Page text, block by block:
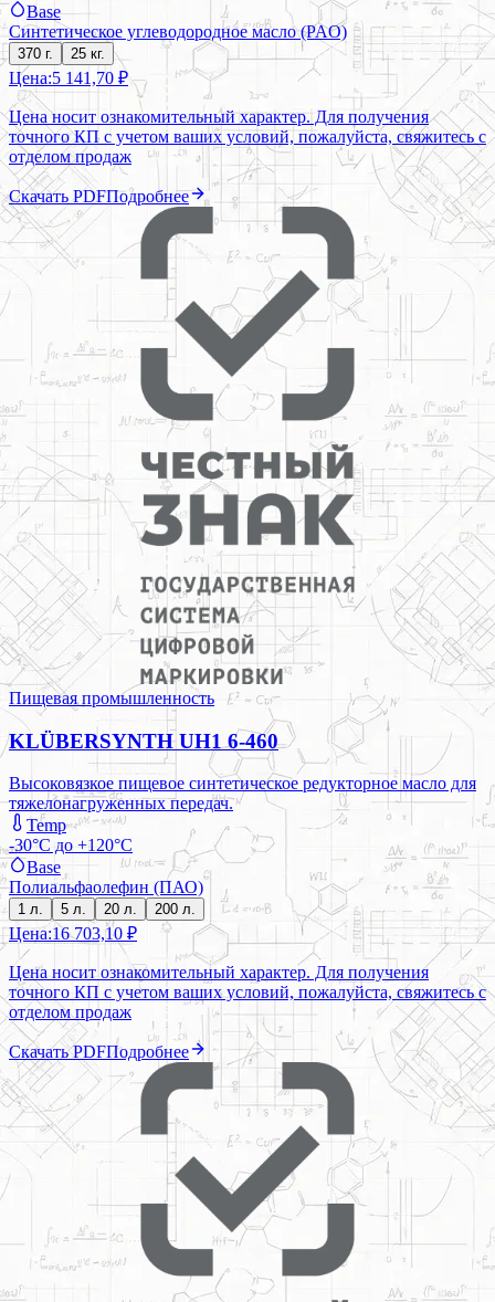
Base
Синтетическое углеводородное масло (PAO)
370 г. 25 кг.
Цена:5 141,70 ₽
Цена носит ознакомительный характер. Для получения
точного КП с учетом ваших условий, пожалуйста, свяжитесь с
отделом продаж
Скачать PDFПодробнее
Пищевая промышленность
KLÜBERSYNTH UH1 6-460
Высоковязкое пищевое синтетическое редукторное масло для
тяжелонагруженных передач.
Temp
-30°C до +120°C
Base
Полиальфаолефин (ПАО)
1 л. 5 л. 20 л. 200 л.
Цена:16 703,10 ₽
Цена носит ознакомительный характер. Для получения
точного КП с учетом ваших условий, пожалуйста, свяжитесь с
отделом продаж
Скачать PDFПодробнее